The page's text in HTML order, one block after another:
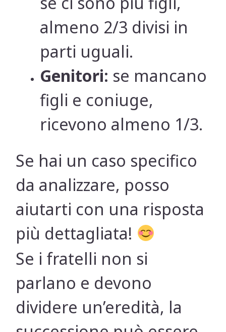
almeno 2/3 divisi in
parti uguali.
Genitori: se mancano
figli e coniuge,
ricevono almeno 1/3.
Se hai un caso specifico
da analizzare, posso
aiutarti con una risposta
più dettagliata!
Se i fratelli non si
parlano e devono
dividere un’eredità, la